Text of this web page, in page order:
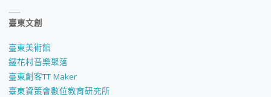
臺東文創
臺東美術館
鐵花村音樂聚落
臺東創客TT Maker
臺東資策會數位教育研究所